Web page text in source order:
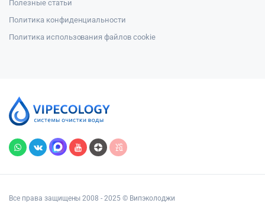
Полезные статьи
Политика конфиденциальности
Политика использования файлов cookie
Все права защищены 2008 - 2025 © Випэколоджи